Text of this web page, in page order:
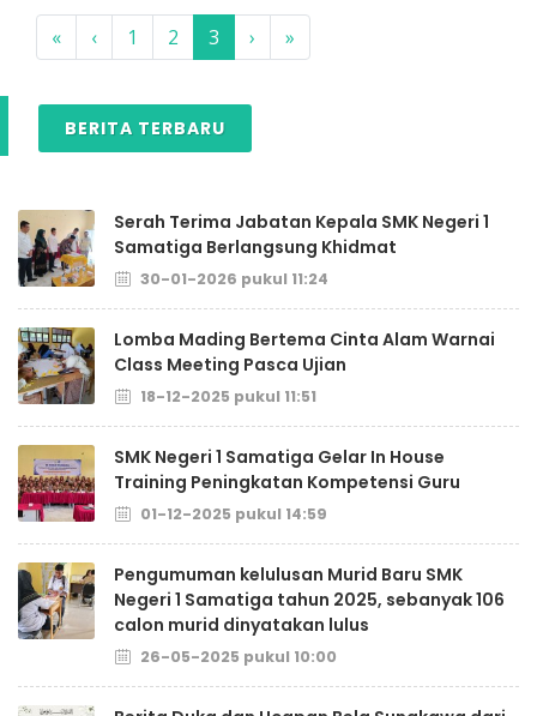
« ‹ 1 2 3 › »
BERITA TERBARU
Serah Terima Jabatan Kepala SMK Negeri 1
Samatiga Berlangsung Khidmat
30-01-2026 pukul 11:24
Lomba Mading Bertema Cinta Alam Warnai
Class Meeting Pasca Ujian
18-12-2025 pukul 11:51
SMK Negeri 1 Samatiga Gelar In House
Training Peningkatan Kompetensi Guru
01-12-2025 pukul 14:59
Pengumuman kelulusan Murid Baru SMK
Negeri 1 Samatiga tahun 2025, sebanyak 106
calon murid dinyatakan lulus
26-05-2025 pukul 10:00